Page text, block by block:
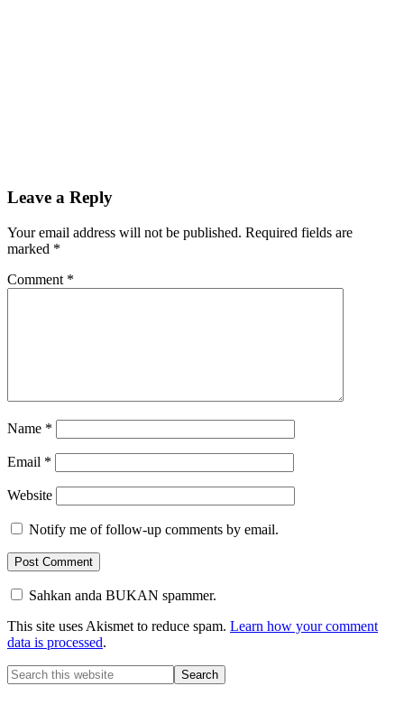
Leave a Reply
Your email address will not be published. Required fields are
marked *
Comment *
Name *
Email *
Website
Notify me of follow-up comments by email.
Sahkan anda BUKAN spammer.
This site uses Akismet to reduce spam. Learn how your comment
data is processed.